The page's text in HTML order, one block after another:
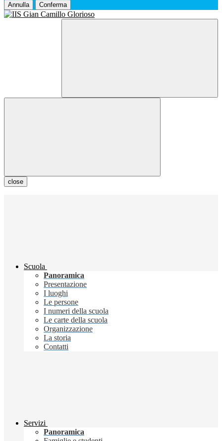
Annulla Conferma
close
Scuola
Panoramica
Presentazione
I luoghi
Le persone
I numeri della scuola
Le carte della scuola
Organizzazione
La storia
Contatti
Servizi
Panoramica